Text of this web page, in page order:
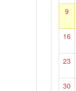
9
16
23
30